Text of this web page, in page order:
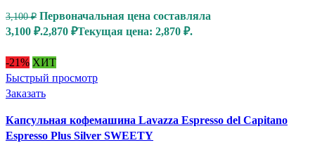
3,100₽ Первоначальная цена составляла
3,100 ₽.2,870 ₽Текущая цена: 2,870 ₽.
-21% ХИТ
Быстрый просмотр
Заказать
Капсульная кофемашина Lavazza Espresso del Capitano
Espresso Plus Silver SWEETY